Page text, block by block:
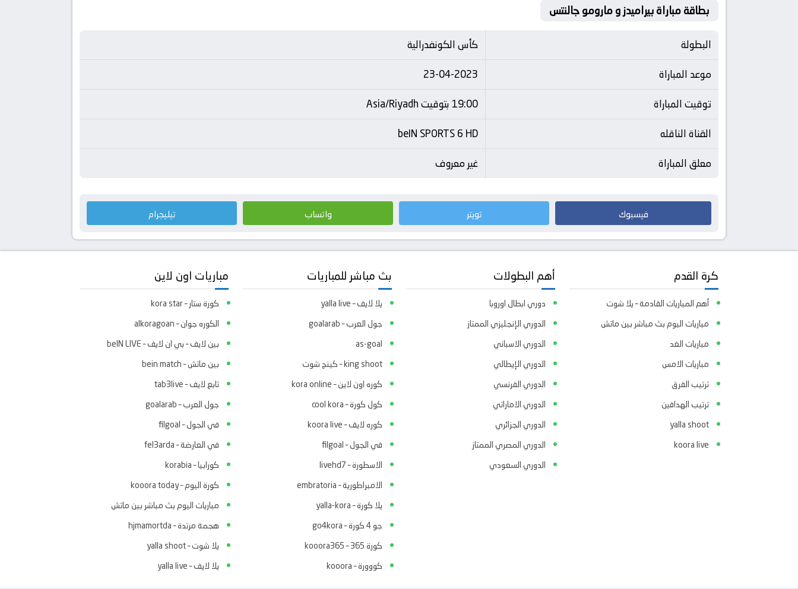
بطاقة مباراة بيراميدز و مارومو جالنتس
البطولة
كأس الكونفدرالية
موعد المباراة
23-04-2023
توقيت المباراة
19:00 بتوقيت Asia/Riyadh
القناة الناقله
beIN SPORTS 6 HD
معلق المباراة
غير معروف
فيسبوك تويتر واتساب تيليجرام
كرة القدم
أهم المباريات القادمة – يلا شوت
مباريات اليوم بث مباشر بين ماتش
مباريات الغد
مباريات الامس
ترتيب الفرق
ترتيب الهدافين
yalla shoot
koora live
أهم البطولات
دوري ابطال اوروبا
الدوري الإنجليزي الممتاز
الدوري الاسباني
الدوري الإيطالي
الدوري الفرنسي
الدوري الاماراتي
الدوري الجزائري
الدوري المصري الممتاز
الدوري السعودي
بث مباشر للمباريات
يلا لايف – yalla live
جول العرب – goalarab
as-goal
king shoot – كينج شوت
كوره اون لاين – kora online
كول كورة – cool kora
كوره لايف – koora live
في الجول – filgoal
الاسطورة – livehd7
الامبراطورية – embratoria
يلا كورة – yalla-kora
جو 4 كورة – go4kora
كورة 365 – kooora365
كووورة – kooora
مباريات اون لاين
كورة ستار – kora star
الكوره جوان – alkoragoan
بين لايف – بي ان لايف – beIN LIVE
بين ماتش – bein match
تابع لايف – tab3live
جول العرب – goalarab
في الجول – filgoal
في العارضة – fel3arda
كورابيا – korabia
كورة اليوم – kooora today
مباريات اليوم بث مباشر بين ماتش
هجمة مرتدة – hjmamortda
يلا شوت – yalla shoot
يلا لايف – yalla live